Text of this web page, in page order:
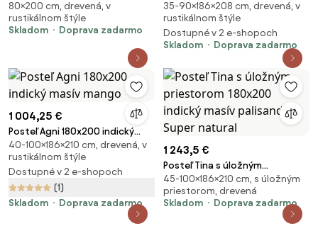
masív palisander Only stain
80×200 cm, drevená, v
rustikálnom štýle
Skladom
Doprava zadarmo
indického masívu palisander
Svetlomedová
35-90×186×208 cm, drevená, v
rustikálnom štýle
Dostupné v 2 e-shopoch
Skladom
Doprava zadarmo
1 004,25 €
Posteľ Agni 180x200 indický
masív mango
40-100×186×210 cm, drevená, v
rustikálnom štýle
Dostupné v 2 e-shopoch
(1)
Skladom
Doprava zadarmo
1 243,5 €
Posteľ Tina s úložným
priestorom 180x200 indický
masív palisander Super natural
45-100×186×210 cm, s úložným
priestorom, drevená
Skladom
Doprava zadarmo